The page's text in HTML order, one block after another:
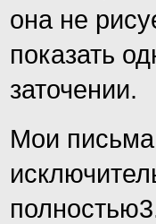
она не
показать
заточении.
Мои